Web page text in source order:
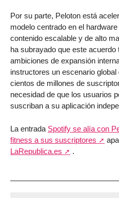
Por su parte, Peloton está
modelo centrado en el
contenido escalable y de alto
ha subrayado que este
ambiciones de expansión
instructores un escenario
cientos de millones de
necesidad de que los usuarios
suscriban a su aplicación
La entrada Spotify se alía con
fitness a sus suscriptores
LaRepublica.es
.